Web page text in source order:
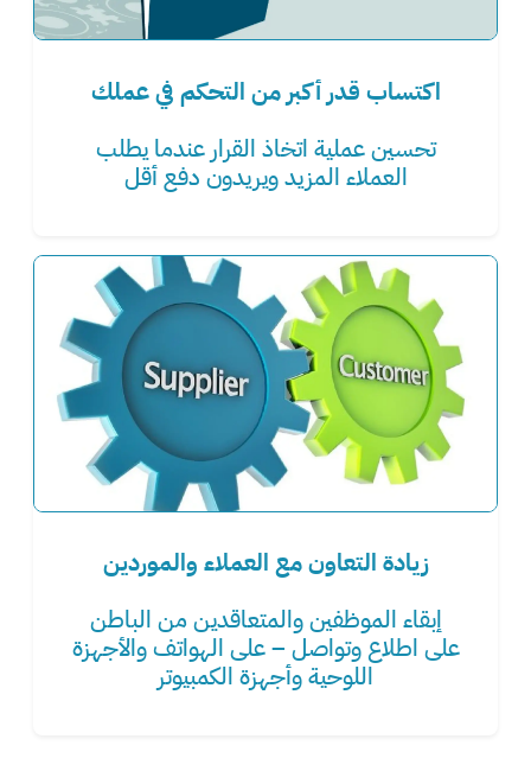
اكتساب قدر أكبر من التحكم في عملك
تحسين عملية اتخاذ القرار عندما يطلب
العملاء المزيد ويريدون دفع أقل
زيادة التعاون مع العملاء والموردين
إبقاء الموظفين والمتعاقدين من الباطن
على اطلاع وتواصل – على الهواتف والأجهزة
اللوحية وأجهزة الكمبيوتر